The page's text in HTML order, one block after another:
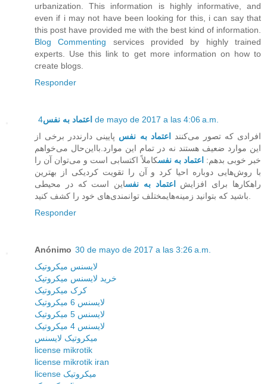
urbanization. This information is highly informative, and
even if i may not have been looking for this, i can say that
this post have provided me with the best kind of information.
Blog Commenting services provided by highly trained
experts. Use this link to get more information on how to
create blogs.
Responder
اعتماد به نفس 4 de mayo de 2017 a las 4:06 a.m.
افرادی که تصور می‌کنند
اعتماد به نفس پایینی دارنددر برخی از
این موارد ضعیف هستند نه در تمام این موارد.بااین‌حال می‌خواهم
خبر خوبی بدهم: اعتماد به نفسکاملاً اکتسابی است و می‌توان آن را
با روش‌هایی دوباره احیا کرد و آن را تقویت کردیکی از بهترین
راهکارها برای افزایش
اعتماد به نفساین است که در محیطی
Responder
Anónimo 30 de mayo de 2017 a las 3:26 a.m.
لایسنس میکروتیک
خرید لایسنس میکروتیک
کرک میکروتیک
لایسنس 6 میکروتیک
لایسنس 5 میکروتیک
لایسنس 4 میکروتیک
میکروتیک لایسنس
license mikrotik
license mikrotik iran
license میکروتیک